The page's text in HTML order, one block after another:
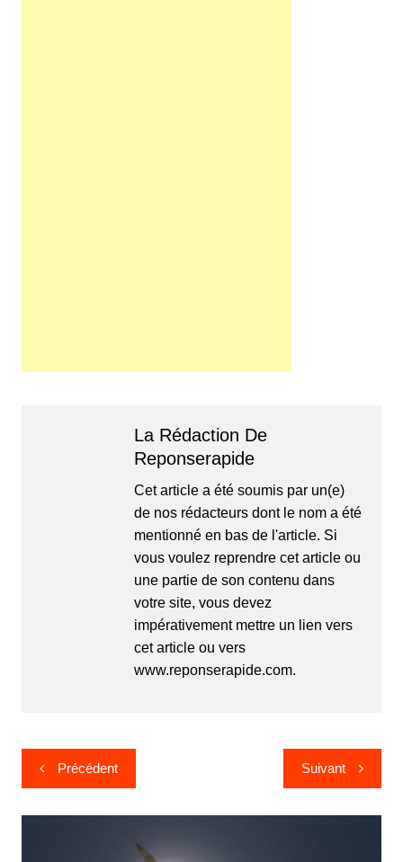
La Rédaction De
Reponserapide
Cet article a été soumis par un(e)
de nos rédacteurs dont le nom a été
mentionné en bas de l'article. Si
vous voulez reprendre cet article ou
une partie de son contenu dans
votre site, vous devez
impérativement mettre un lien vers
cet article ou vers
www.reponserapide.com.
Navigation
de
l’article
Précédent Suivant